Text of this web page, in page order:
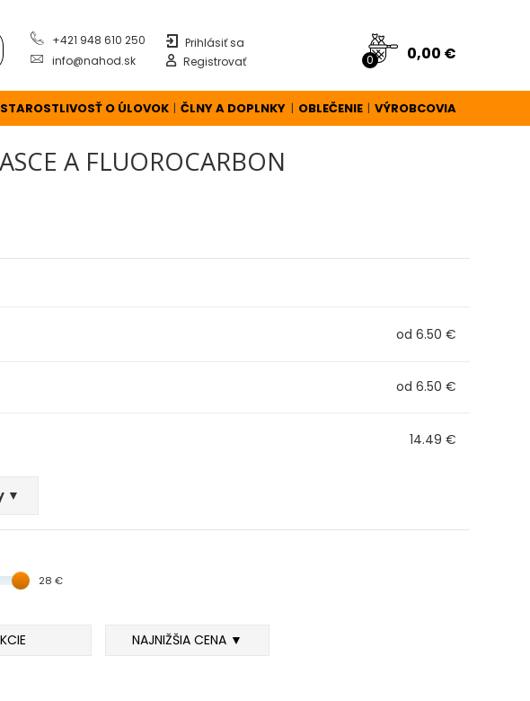
+421 948 610 250
info@nahod.sk
Prihlásiť sa
Registrovať
0 0,00 €
STAROSTLIVOSŤ O ÚLOVOK | ČLNY A DOPLNKY | OBLEČENIE | VÝROBCOVIA
A FLUOROCARBON
od 6.50 €
od 6.50 €
14.49 €
▼
28 €
NAJNIŽŠIA CENA ▼